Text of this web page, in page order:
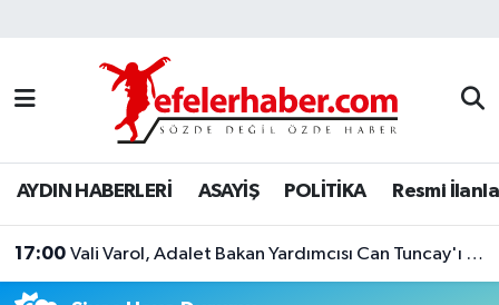
AYDIN HABERLERİ ASAYİŞ POLİTİKA Resmi
17:00 Vali Varol, Adalet Bakan Yardımcısı Can Tuncay'ı ağırladı
Nöbetçi Eczaneler
Hava Durumu
Aydin Namaz Vakitleri
Trafik Durumu